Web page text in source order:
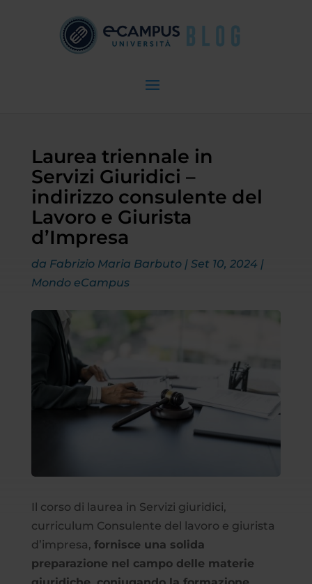
Laurea triennale in
Servizi Giuridici –
indirizzo consulente del
Lavoro e Giurista
d’Impresa
da Fabrizio Maria Barbuto| Set 10, 2024 |
Mondo eCampus
Il corso di laurea in Servizi giuridici,
curriculum Consulente del lavoro e giurista
d’impresa, fornisce una solida
preparazione nel campo delle materie